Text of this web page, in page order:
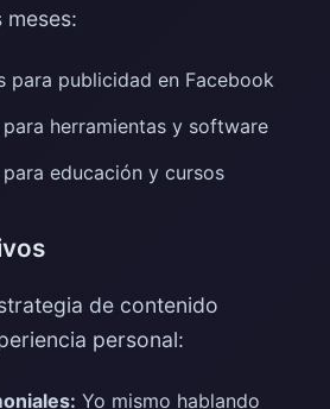
para publicidad en Facebook
herramientas y software
educación y cursos
de contenido
personal:
Yo mismo hablando